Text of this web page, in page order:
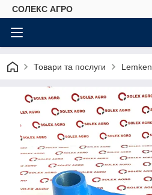
СОЛЕКС АГРО
Товари та послуги Lemken